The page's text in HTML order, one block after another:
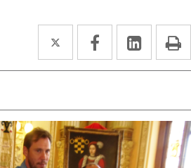
Twitter
Enlace
a
aplicación
externa.
Facebook
Enlace
a
aplicación
externa.
Enlace
a